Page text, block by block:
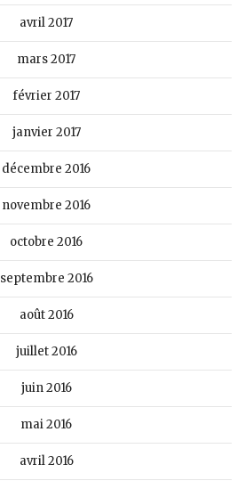
avril 2017
mars 2017
février 2017
janvier 2017
décembre 2016
novembre 2016
octobre 2016
septembre 2016
août 2016
juillet 2016
juin 2016
mai 2016
avril 2016